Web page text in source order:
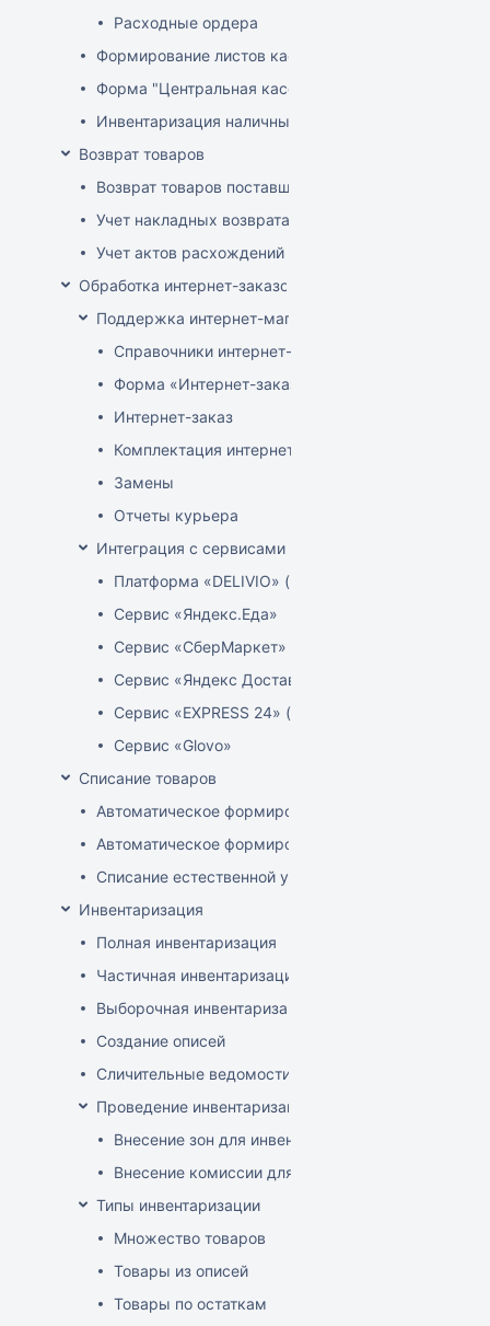
Расходные ордера
Формирование листов кассовой книги
Форма "Центральная касса"
Инвентаризация наличных в Центральной кассе
Возврат товаров
Возврат товаров поставщику
Учет накладных возврата товара от покупателей
Учет актов расхождений при возврате товара от
Обработка интернет-заказов
Поддержка интернет-магазина
Справочники интернет-магазина
Форма «Интернет-заказы»
Интернет-заказ
Комплектация интернет-заказов
Замены
Отчеты курьера
Интеграция с сервисами доставки
Платформа «DELIVIO» (Беларусь)
Сервис «Яндекс.Еда»
Сервис «СберМаркет»
Сервис «Яндекс Доставка»
Сервис «EXPRESS 24» (Узбекистан)
Сервис «Glovo»
Списание товаров
Автоматическое формирование акта расценки для
Автоматическое формирование документов
Списание естественной убыли
Инвентаризация
Полная инвентаризация
Частичная инвентаризация
Выборочная инвентаризация
Создание описей
Сличительные ведомости
Проведение инвентаризации по зонам и комиссиям
Внесение зон для инвентаризации
Внесение комиссии для инвентаризации
Типы инвентаризации
Множество товаров
Товары из описей
Товары по остаткам